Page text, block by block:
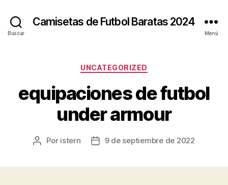
Buscar
Camisetas de Futbol Baratas 2024
Menú
Categorías
UNCATEGORIZED
equipaciones de futbol
under armour
Autor
Por istern
Fecha9 de septiembre de 2022